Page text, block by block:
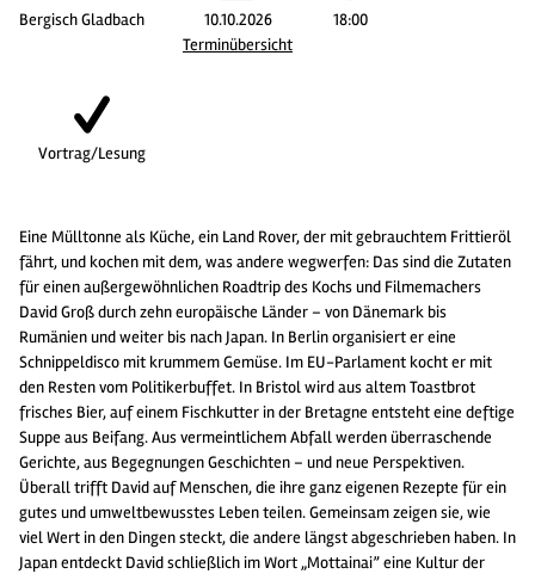
Bergisch Gladbach
10.10.2026
Terminübersicht
18:00
Vortrag/Lesung
Eine Mülltonne als Küche, ein Land Rover, der mit gebrauchtem Frittieröl
fährt, und kochen mit dem, was andere wegwerfen: Das sind die Zutaten
für einen außergewöhnlichen Roadtrip des Kochs und Filmemachers
David Groß durch zehn europäische Länder – von Dänemark bis
Rumänien und weiter bis nach Japan. In Berlin organisiert er eine
Schnippeldisco mit krummem Gemüse. Im EU-Parlament kocht er mit
den Resten vom Politikerbuffet. In Bristol wird aus altem Toastbrot
frisches Bier, auf einem Fischkutter in der Bretagne entsteht eine deftige
Suppe aus Beifang. Aus vermeintlichem Abfall werden überraschende
Gerichte, aus Begegnungen Geschichten – und neue Perspektiven.
Überall trifft David auf Menschen, die ihre ganz eigenen Rezepte für ein
gutes und umweltbewusstes Leben teilen. Gemeinsam zeigen sie, wie
viel Wert in den Dingen steckt, die andere längst abgeschrieben haben. In
Japan entdeckt David schließlich im Wort „Mottainai” eine Kultur der